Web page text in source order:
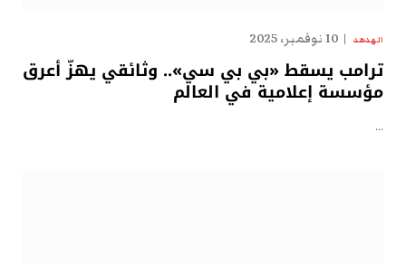
الهدهد 10 نوفمبر، 2025
ترامب يسقط «بي بي سي».. وثائقي يهزّ أعرق
مؤسسة إعلامية في العالم
…